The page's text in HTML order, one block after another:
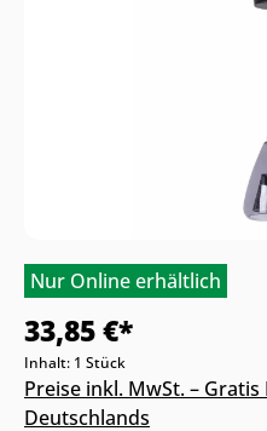
Nur Online erhältlich
33,85 €*
Inhalt: 1 Stück
Preise inkl. MwSt. –
Deutschlands